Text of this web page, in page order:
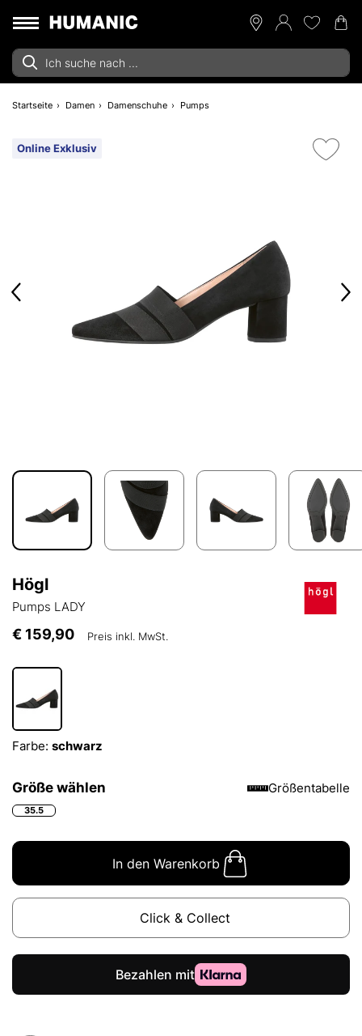
Startseite Damen Damenschuhe Pumps
Online Exklusiv
Högl
Pumps LADY
€ 159,90 Preis inkl. MwSt.
Farbe: schwarz
Größe wählen Größentabelle
35.5
In den Warenkorb
Click & Collect